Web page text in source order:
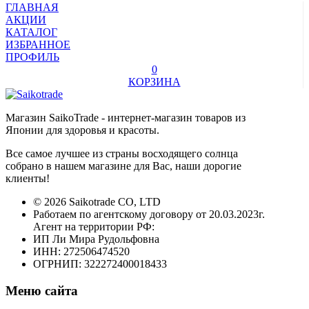
ГЛАВНАЯ
АКЦИИ
КАТАЛОГ
ИЗБРАННОЕ
ПРОФИЛЬ
0
КОРЗИНА
Магазин SaikoTrade - интернет-магазин товаров из
Японии для здоровья и красоты.
Все самое лучшее из страны восходящего солнца
собрано в нашем магазине для Вас, наши дорогие
клиенты!
© 2026 Saikotrade CO, LTD
Работаем по агентскому договору от 20.03.2023г.
Агент на территории РФ:
ИП Ли Мира Рудольфовна
ИНН: 272506474520
ОГРНИП: 322272400018433
Меню сайта